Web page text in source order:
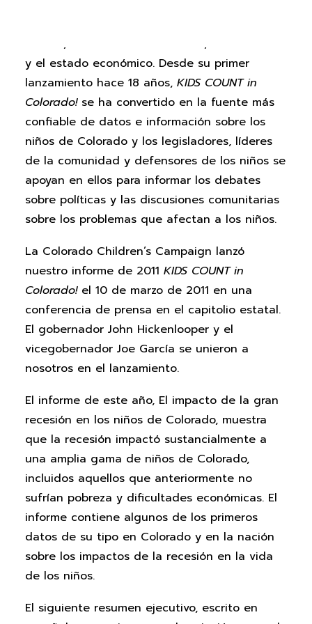
infantil, incluida la salud infantil, la educación
y el estado económico. Desde su primer
lanzamiento hace 18 años, KIDS COUNT in
Colorado!se ha convertido en la fuente más
confiable de datos e información sobre los
niños de Colorado y los legisladores, líderes
de la comunidad y defensores de los niños se
apoyan en ellos para informar los debates
sobre políticas y las discusiones comunitarias
sobre los problemas que afectan a los niños.
La Colorado Children’s Campaign lanzó
nuestro informe de 2011 KIDS COUNT in
Colorado!el 10 de marzo de 2011 en una
conferencia de prensa en el capitolio estatal.
El gobernador John Hickenlooper y el
vicegobernador Joe García se unieron a
nosotros en el lanzamiento.
El informe de este año, El impacto de la gran
recesión en los niños de Colorado, muestra
que la recesión impactó sustancialmente a
una amplia gama de niños de Colorado,
incluidos aquellos que anteriormente no
sufrían pobreza y dificultades económicas. El
informe contiene algunos de los primeros
datos de su tipo en Colorado y en la nación
sobre los impactos de la recesión en la vida
de los niños.
El siguiente resumen ejecutivo, escrito en